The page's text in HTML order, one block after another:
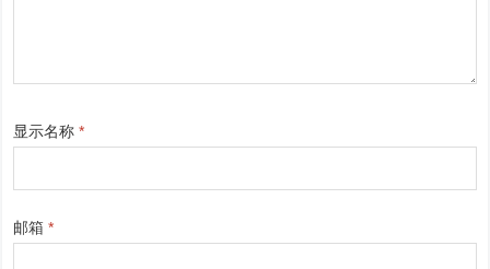
显示名称*
邮箱*